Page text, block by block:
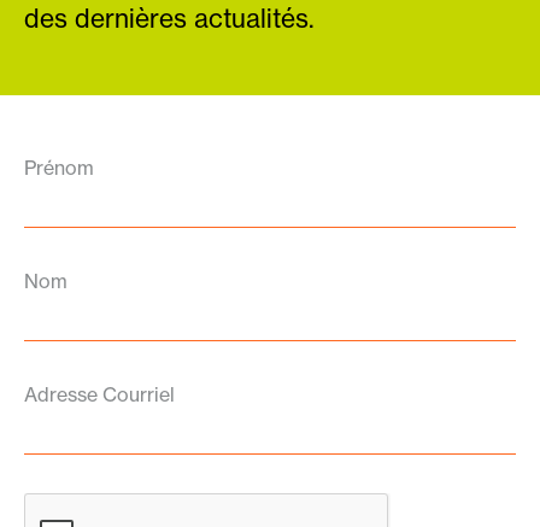
des dernières actualités.
Prénom
Nom
Adresse Courriel